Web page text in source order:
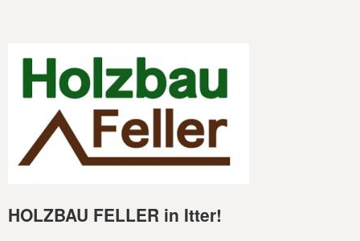
HOLZBAU FELLER in Itter!